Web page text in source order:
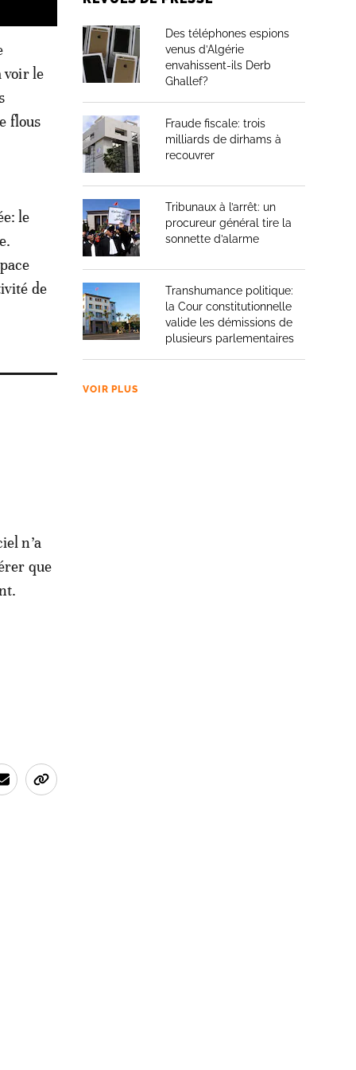
voir le
flous
le
de
n’a
que
Des téléphones espions
venus d’Algérie
envahissent-ils Derb
Ghallef?
Fraude fiscale: trois
milliards de dirhams à
recouvrer
Tribunaux à l’arrêt: un
procureur général tire la
sonnette d’alarme
Transhumance politique:
la Cour constitutionnelle
valide les démissions de
plusieurs parlementaires
VOIR PLUS